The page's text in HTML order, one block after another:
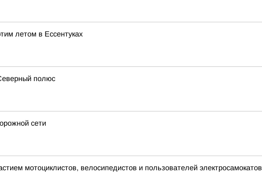
летом в Ессентуках
полюс
сети
мотоциклистов, велосипедистов и пользователей электросамокатов